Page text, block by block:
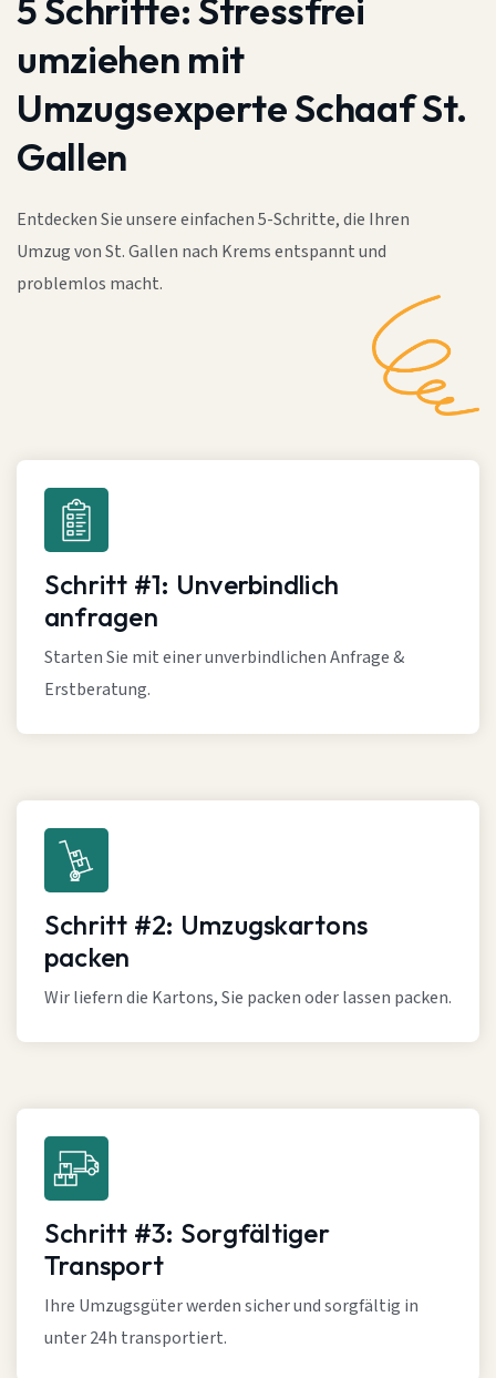
5 Schritte:Stressfrei
umziehen mit
Umzugsexperte Schaaf St.
Gallen
Entdecken Sie unsere einfachen 5-Schritte, die Ihren
Umzug von St. Gallen nach Krems entspannt und
problemlos macht.
Schritt #1: Unverbindlich
anfragen
Starten Sie mit einer unverbindlichen Anfrage &
Erstberatung.
Schritt #2: Umzugskartons
packen
Wir liefern die Kartons, Sie packen oder lassen packen.
Schritt #3: Sorgfältiger
Transport
Ihre Umzugsgüter werden sicher und sorgfältig in
unter 24h transportiert.